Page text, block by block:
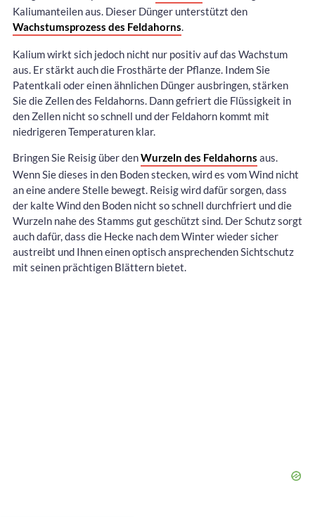
Kaliumanteilen aus. Dieser Dünger unterstützt den
Wachstumsprozess des Feldahorns.
Kalium wirkt sich jedoch nicht nur positiv auf das Wachstum
aus. Er stärkt auch die Frosthärte der Pflanze. Indem Sie
Patentkali oder einen ähnlichen Dünger ausbringen, stärken
Sie die Zellen des Feldahorns. Dann gefriert die Flüssigkeit in
den Zellen nicht so schnell und der Feldahorn kommt mit
niedrigeren Temperaturen klar.
Bringen Sie Reisig über denWurzeln des Feldahorns aus.
Wenn Sie dieses in den Boden stecken, wird es vom Wind nicht
an eine andere Stelle bewegt. Reisig wird dafür sorgen, dass
der kalte Wind den Boden nicht so schnell durchfriert und die
Wurzeln nahe des Stamms gut geschützt sind. Der Schutz sorgt
auch dafür, dass die Hecke nach dem Winter wieder sicher
austreibt und Ihnen einen optisch ansprechenden Sichtschutz
mit seinen prächtigen Blättern bietet.